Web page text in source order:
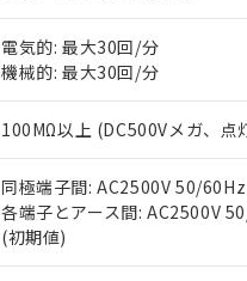
電気的: 最大30回/分
機械的: 最大30回/分
100MΩ以上 (DC500Vメガ、点
同極端子間: AC2500V 50/
各端子とアース間: AC2500V
(初期値)
マイパーツ機能（部
ている必要があります
お客様が当ウェブサ
が、当社の製品・サ
さい。
※当社の共同利用者と
※3 非含有証明書ダウン
下記の非含有証明書をダウ
EU RoHS指令（10物質）の
51物質の非含有証明書（当
※本証明書は発行日時点で
また、RoHS指令のフタル
味します。
「－」：未確認です。当社
機器販売店・当
空
白
受注生産機種、